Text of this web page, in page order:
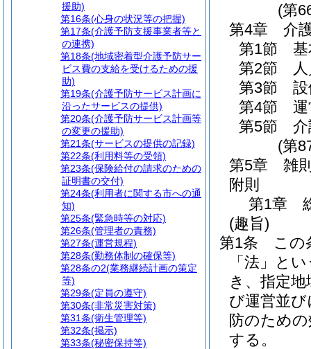
(第
第4章
介
第1節
第2節
第3節
第4節
第5節
(第
第5章
雑
附則
第1章
(趣旨)
第1条
この
「法」と
き、指定
び運営並
防のため
する。
援助)
第16条(心身の状況等の把握)
第17条(介護予防支援事業者等と
の連携)
第18条(地域密着型介護予防サー
ビス費の支給を受けるための援
助)
第19条(介護予防サービス計画に
沿ったサービスの提供)
第20条(介護予防サービス計画等
の変更の援助)
第21条(サービスの提供の記録)
第22条(利用料等の受領)
第23条(保険給付の請求のための
証明書の交付)
第24条(利用者に関する市への通
知)
第25条(緊急時等の対応)
第26条(管理者の責務)
第27条(運営規程)
第28条(勤務体制の確保等)
第28条の2(業務継続計画の策定
等)
第29条(定員の遵守)
第30条(非常災害対策)
第31条(衛生管理等)
第32条(掲示)
第33条(秘密保持等)